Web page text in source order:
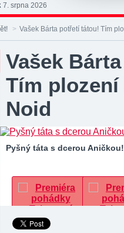
7. srpna 2026
> Vašek Bárta potřetí tátou! Tím
Vašek
Tím
Noid
Pyšný táta s dcerou Aničkou!